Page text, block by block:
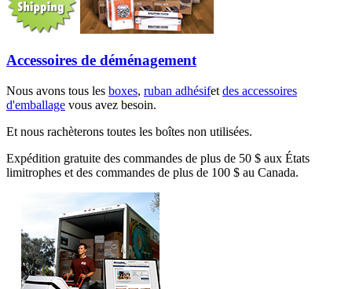
Accessoires de déménagement
Nous avons tous les boxes, ruban adhésifet des accessoires
d'emballage vous avez besoin.
Et nous rachèterons toutes les boîtes non utilisées.
Expédition gratuite des commandes de plus de 50 $ aux États
limitrophes et des commandes de plus de 100 $ au Canada.